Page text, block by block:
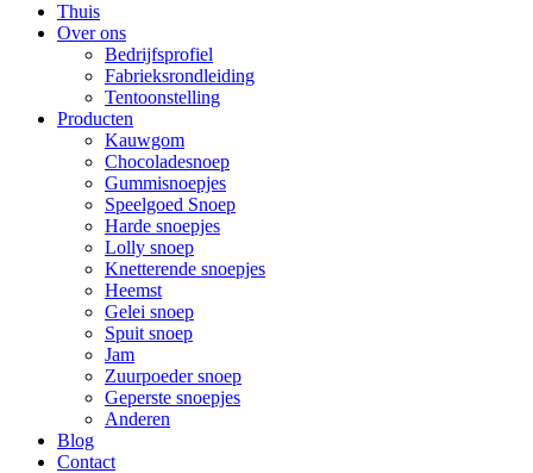
Thuis
Over ons
Bedrijfsprofiel
Fabrieksrondleiding
Tentoonstelling
Producten
Kauwgom
Chocoladesnoep
Gummisnoepjes
Speelgoed Snoep
Harde snoepjes
Lolly snoep
Knetterende snoepjes
Heemst
Gelei snoep
Spuit snoep
Jam
Zuurpoeder snoep
Geperste snoepjes
Anderen
Blog
Contact